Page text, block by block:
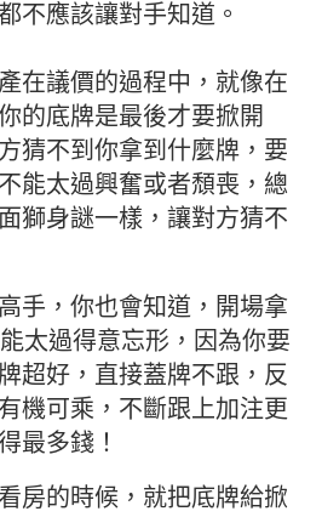
不應該讓對手知道。
在議價的過程中，就像在
的底牌是最後才要掀開
猜不到你拿到什麼牌，要
能太過興奮或者頹喪，總
獅身謎一樣，讓對方猜不
手，你也會知道，開場拿
太過得意忘形，因為你要
超好，直接蓋牌不跟，反
機可乘，不斷跟上加注更
最多錢！
房的時候，就把底牌給掀